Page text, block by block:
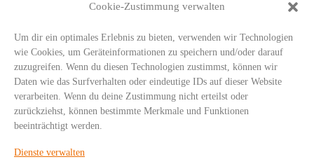
Cookie-Zustimmung verwalten
Um dir ein optimales Erlebnis zu bieten, verwenden wir Technologien
wie Cookies, um Geräteinformationen zu speichern und/oder darauf
zuzugreifen. Wenn du diesen Technologien zustimmst, können wir
Daten wie das Surfverhalten oder eindeutige IDs auf dieser Website
verarbeiten. Wenn du deine Zustimmung nicht erteilst oder
zurückziehst, können bestimmte Merkmale und Funktionen
beeinträchtigt werden.
Dienste verwalten
Erfurt
22.10.2016
ASC Weimar
SG Urbich
50 - 34
Sporthalle
Weimar
07.01.2017
ASC Weimar
SG Urbich
Innenstadt-